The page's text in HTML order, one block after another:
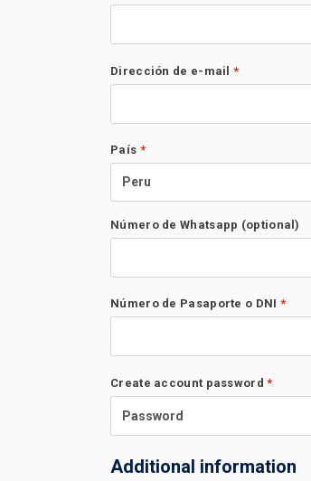
Dirección de e-mail*
País *
Peru
Número de Whatsapp (optional)
Número de Pasaporte o DNI *
Create account password*
Additional information